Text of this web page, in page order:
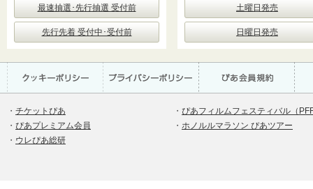
最速抽選･先行抽選 受付前
先行先着 受付中･受付前
土曜日発売
日曜日発売
・ チケットぴあ
・ ぴあプレミアム会員
・ ウレぴあ総研
・ ぴあフィルムフェスティバル（
・ ホノルルマラソン ぴあツアー